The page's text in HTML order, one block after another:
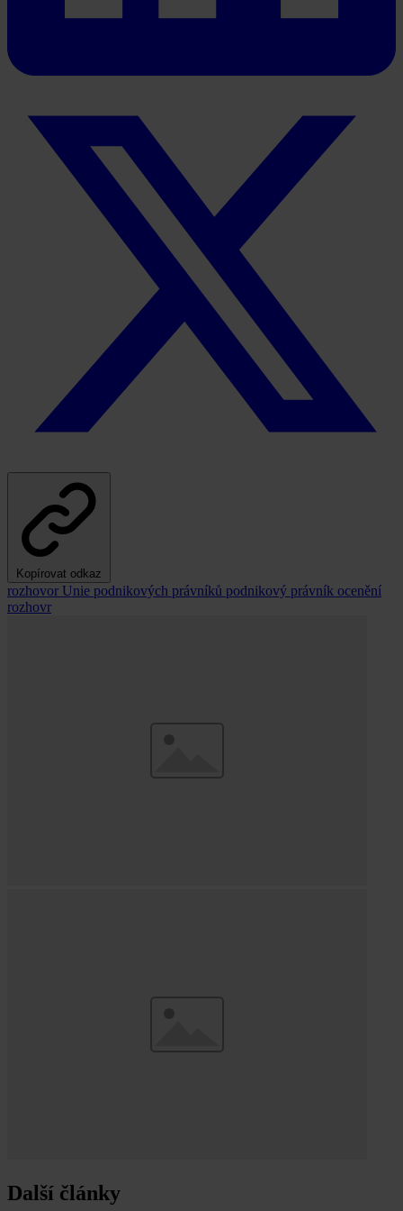
Kopírovat odkaz
rozhovor Unie podnikových právníků podnikový právník ocenění
rozhovr
Další články